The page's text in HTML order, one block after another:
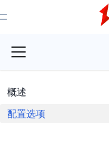
Toggle Menu
概述
配置选项